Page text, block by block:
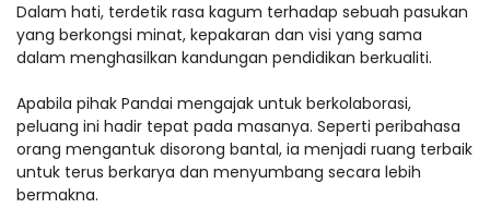
Dalam hati, terdetik rasa kagum terhadap sebuah pasukan
yang berkongsi minat, kepakaran dan visi yang sama
dalam menghasilkan kandungan pendidikan berkualiti.
Apabila pihak Pandai mengajak untuk berkolaborasi,
peluang ini hadir tepat pada masanya. Seperti peribahasa
orang mengantuk disorong bantal, ia menjadi ruang terbaik
untuk terus berkarya dan menyumbang secara lebih
bermakna.